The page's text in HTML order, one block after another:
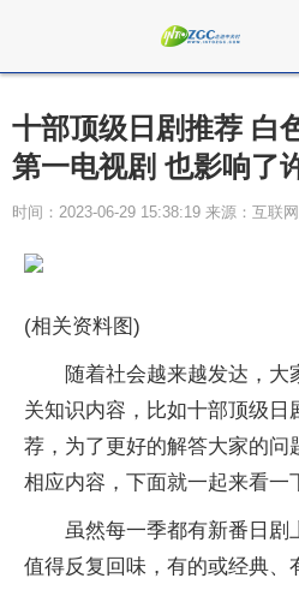
十部顶级日剧推荐 白
第一电视剧 也影响了
时间：2023-06-29 15:38:19 来源：互联网
(相关资料图)
随着社会越来越发达，大
关知识内容，比如十部顶级日
荐，为了更好的解答大家的问
相应内容，下面就一起来看一
虽然每一季都有新番日剧
值得反复回味，有的或经典、